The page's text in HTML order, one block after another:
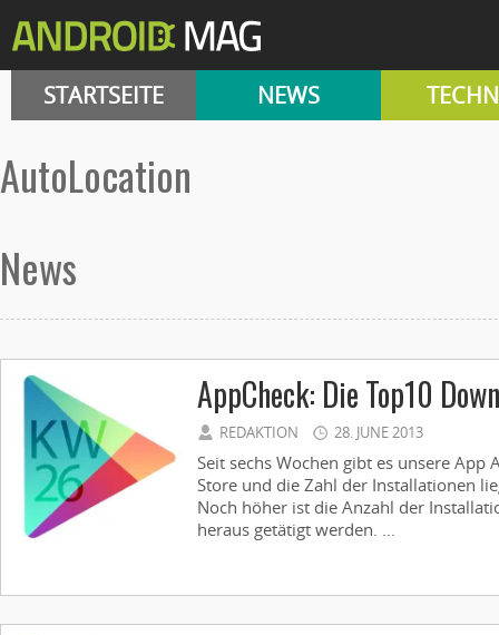
STARTSEITE NEWS
AutoLocation
News
AppCheck: Die Top10
REDAKTION 28. JUNE 2013
Seit sechs Wochen gibt es unsere App
Store und die Zahl der Installationen
Noch höher ist die Anzahl der
heraus getätigt werden. ...